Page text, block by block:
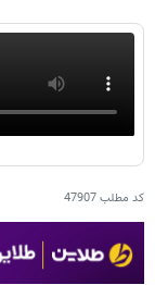
کد مطلب47907